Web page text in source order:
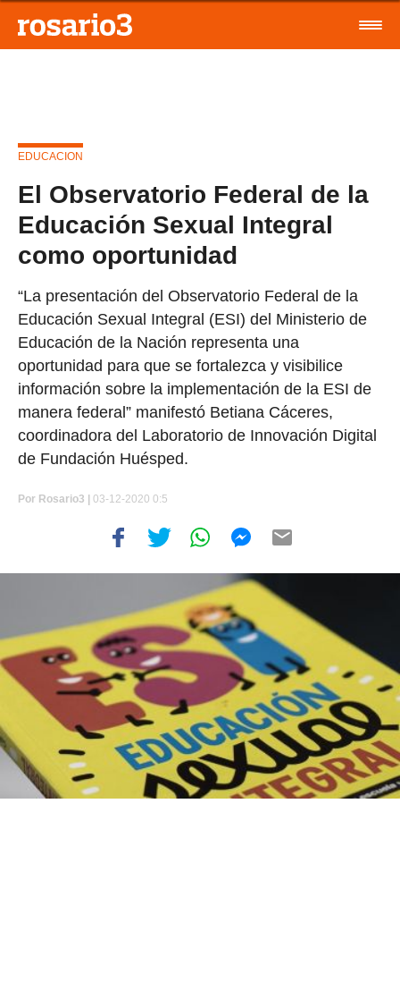
EDUCACION
El Observatorio Federal de la
Educación Sexual Integral
como oportunidad
“La presentación del Observatorio Federal de la
Educación Sexual Integral (ESI) del Ministerio de
Educación de la Nación representa una
oportunidad para que se fortalezca y visibilice
información sobre la implementación de la ESI de
manera federal” manifestó Betiana Cáceres,
coordinadora del Laboratorio de Innovación Digital
de Fundación Huésped.
Por Rosario3 | 03-12-2020 0:5